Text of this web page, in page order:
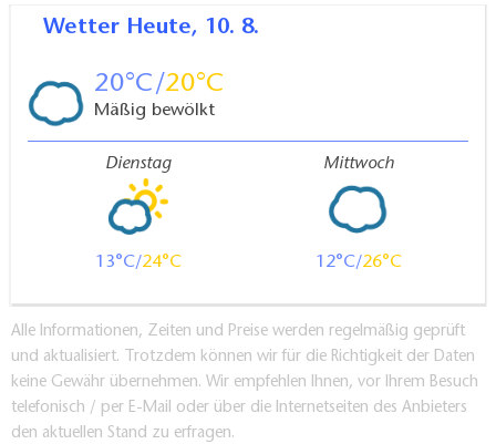
Wetter Heute, 10. 8.
20 20
Mäßig bewölkt
Dienstag
13 24
Mittwoch
12 26
Alle Informationen, Zeiten und Preise werden regelmäßig geprüft
und aktualisiert. Trotzdem können wir für die Richtigkeit der Daten
keine Gewähr übernehmen. Wir empfehlen Ihnen, vor Ihrem Besuch
telefonisch / per E-Mail oder über die Internetseiten des Anbieters
den aktuellen Stand zu erfragen.